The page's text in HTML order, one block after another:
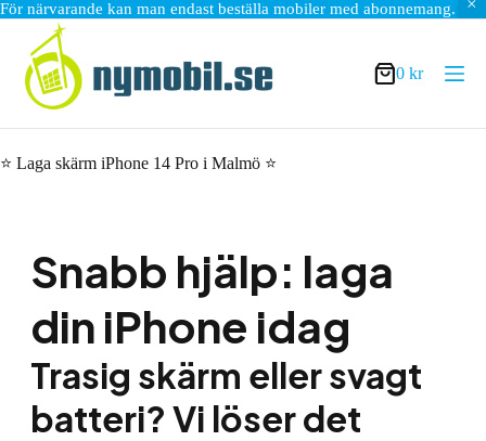
För närvarande kan man endast beställa mobiler med abonnemang.
innehåll
Varukorg
0 kr
⭐ Laga skärm iPhone 14 Pro i Malmö ⭐
Snabb hjälp: laga
din iPhone idag
Trasig skärm eller svagt
batteri? Vi löser det